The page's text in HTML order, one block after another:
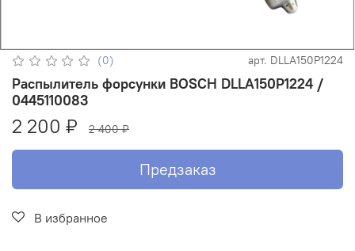
(0) арт. DLLA150P1224
Распылитель форсунки BOSCH DLLA150P1224 /
0445110083
2 200 ₽ 2 400 ₽
Предзаказ
В избранное